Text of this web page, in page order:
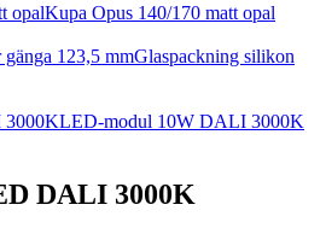
Kupa Opus 140/170 matt opal
Glaspackning silikon
LED-modul 10W DALI 3000K
DALI 3000K